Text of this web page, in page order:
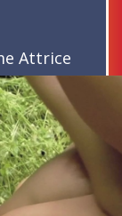
Attrice